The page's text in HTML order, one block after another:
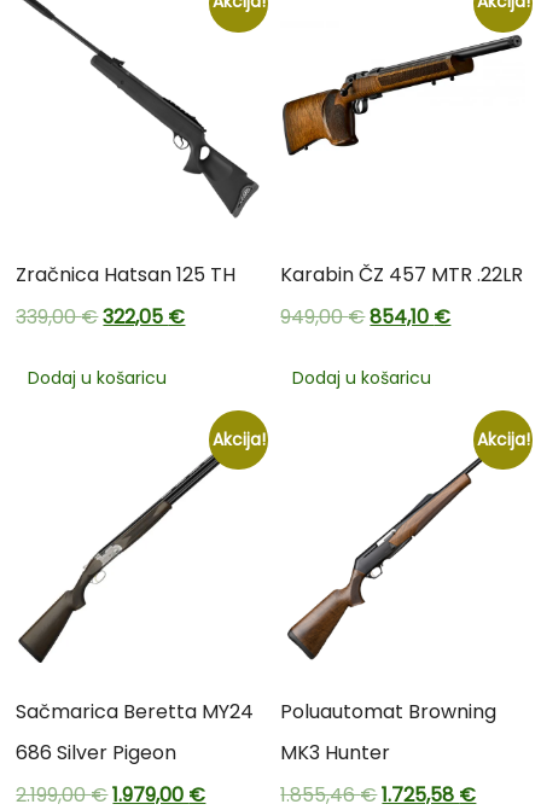
Zračnica Hatsan 125 TH
339,00€322,05 €
Dodaj u košaricu
Karabin ČZ 457 MTR .22LR
949,00€854,10 €
Dodaj u košaricu
Akcija!
Sačmarica Beretta MY24
686 Silver Pigeon
2.199,00€1.979,00 €
Akcija!
Poluautomat Browning
MK3 Hunter
1.855,46€1.725,58 €